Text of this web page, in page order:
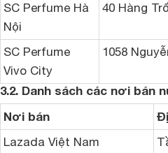
SC Perfume Hà
Nội
40 Hàng
SC Perfume
Vivo City
1058
3.2. Danh sách các nơi
Nơi bán
Lazada Việt Nam